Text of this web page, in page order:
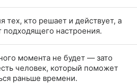
тех, кто решает и действует, а
подходящего настроения.
момента не будет — зато
человек, который поможет
раньше времени.